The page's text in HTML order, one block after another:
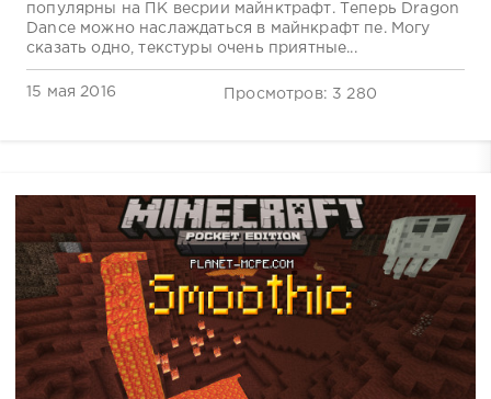
популярны на ПК весрии майнктрафт. Теперь Dragon
Dance можно наслаждаться в майнкрафт пе. Могу
сказать одно, текстуры очень приятные...
15 мая 2016 Просмотров: 3 280